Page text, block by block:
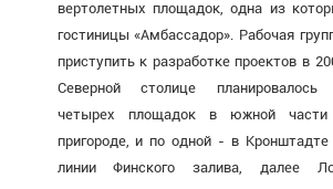
вертолетных площадок, одна из
гостиницы «Амбассадор». Рабочая
приступить к разработке проектов в
Северной столице планировалось
четырех площадок в южной части
пригороде, и по одной - в Кронштадте
линии Финского залива, далее